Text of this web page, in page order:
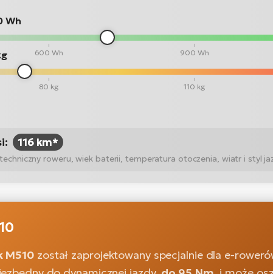
Wh
600 Wh 900 Wh
80 kg 110 kg
116 km*
roweru, wiek baterii, temperatura otoczenia, wiatr i styl
M510 został zaprojektowany specjalnie dla e-